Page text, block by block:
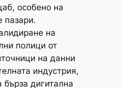
особено на
пазари.
на
полици от
на данни
индустрия,
дигитална